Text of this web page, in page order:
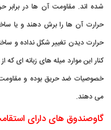
شده اند. مقاومت آن ها در برابر
حرارت آن ها را برش دهند و یا
حرارت دیدن تغییر شکل نداده و
کنار این موارد میله های زبانه ای که
خصوصیات ضد حریق بوده و مقاومت
می دهند.
گاوصندوق های دارای